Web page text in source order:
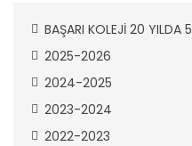
BAŞARI KOLEJİ 20 YILDA
2025-2026
2024-2025
2023-2024
2022-2023